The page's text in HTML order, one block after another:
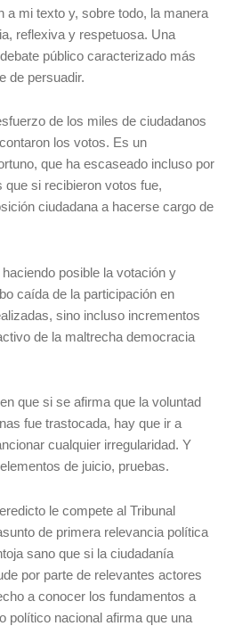
a mi texto y, sobre todo, la manera
reflexiva y respetuosa. Una
público caracterizado más
de persuadir.
de los miles de ciudadanos
los votos. Es un
que ha escaseado incluso por
si recibieron votos fue,
ciudadana a hacerse cargo de
posible la votación y
caída de la participación en
sino incluso incrementos
de la maltrecha democracia
que si se afirma que la voluntad
fue trastocada, hay que ir a
cualquier irregularidad. Y
de juicio, pruebas.
le compete al Tribunal
de primera relevancia política
sano que si la ciudadanía
por parte de relevantes actores
a conocer los fundamentos a
político nacional afirma que una